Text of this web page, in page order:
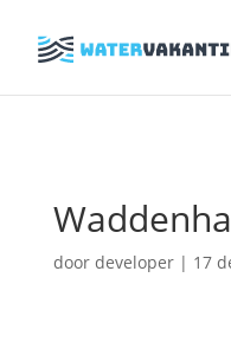
Zoeken
door developer| 17